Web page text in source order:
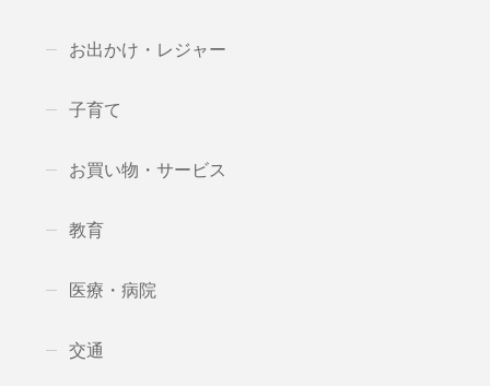
お出かけ・レジャー
子育て
お買い物・サービス
教育
医療・病院
交通